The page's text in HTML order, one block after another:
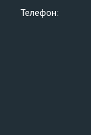
Телефон: